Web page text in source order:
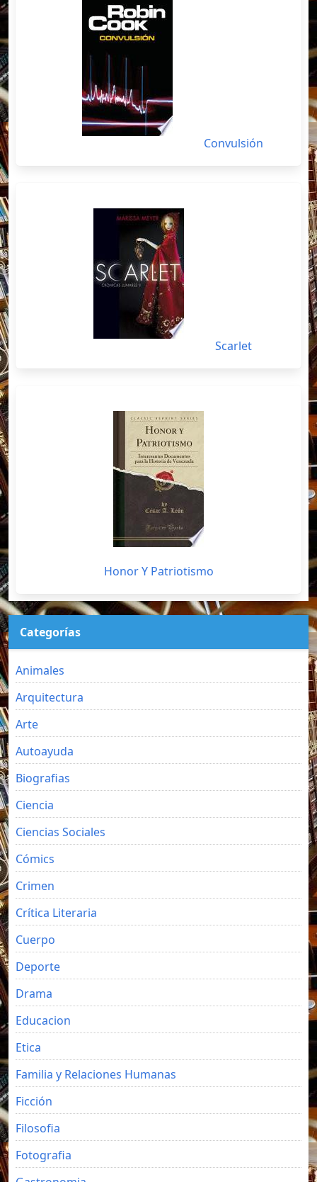
Convulsión
Scarlet
Honor Y Patriotismo
Categorías
Animales
Arquitectura
Arte
Autoayuda
Biografias
Ciencia
Ciencias Sociales
Cómics
Crimen
Crítica Literaria
Cuerpo
Deporte
Drama
Educacion
Etica
Familia y Relaciones Humanas
Ficción
Filosofia
Fotografia